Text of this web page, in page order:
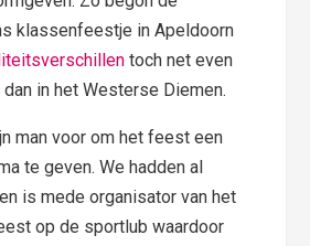
klassenfeestje in Apeldoorn
toch net even
in het Westerse Diemen.
man voor om het feest een
te geven. We hadden al
is mede organisator van het
op de sportlub waardoor